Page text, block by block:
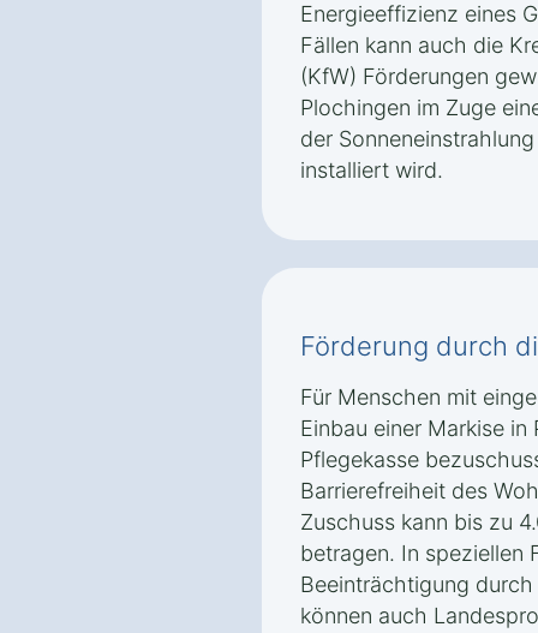
Energieeffizienz eines
Fällen kann auch die
(KfW) Förderungen
Plochingen im Zuge
der
installiert wird.
Förderung durch
Für Menschen mit
Einbau einer Markise
Pflegekasse
Barrierefreiheit des
Zuschuss kann bis zu
betragen. In speziellen
Beeinträchtigung
können auch